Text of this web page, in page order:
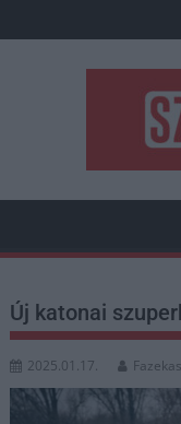
to
Új katonai
2025.01.17.